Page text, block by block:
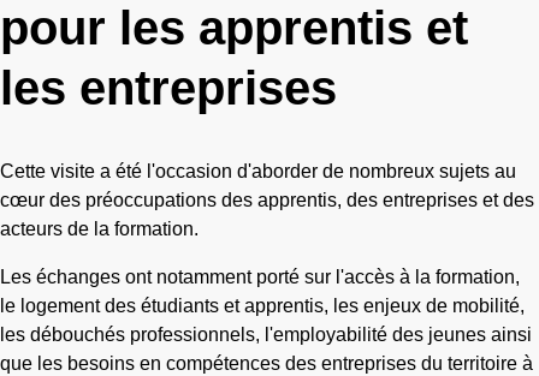
pour les apprentis et
les entreprises
Cette visite a été l'occasion d'aborder de nombreux sujets au
cœur des préoccupations des apprentis, des entreprises et des
acteurs de la formation.
Les échanges ont notamment porté sur l'accès à la formation,
le logement des étudiants et apprentis, les enjeux de mobilité,
les débouchés professionnels, l'employabilité des jeunes ainsi
que les besoins en compétences des entreprises du territoire à